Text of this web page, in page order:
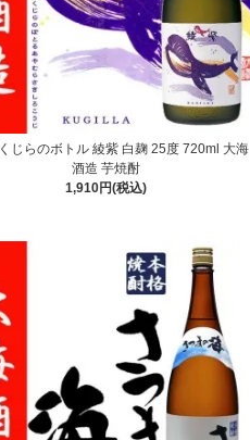
くじらのボトル 綾紫 白麹 25度 720ml 大海
酒造 芋焼酎
1,910円(税込)